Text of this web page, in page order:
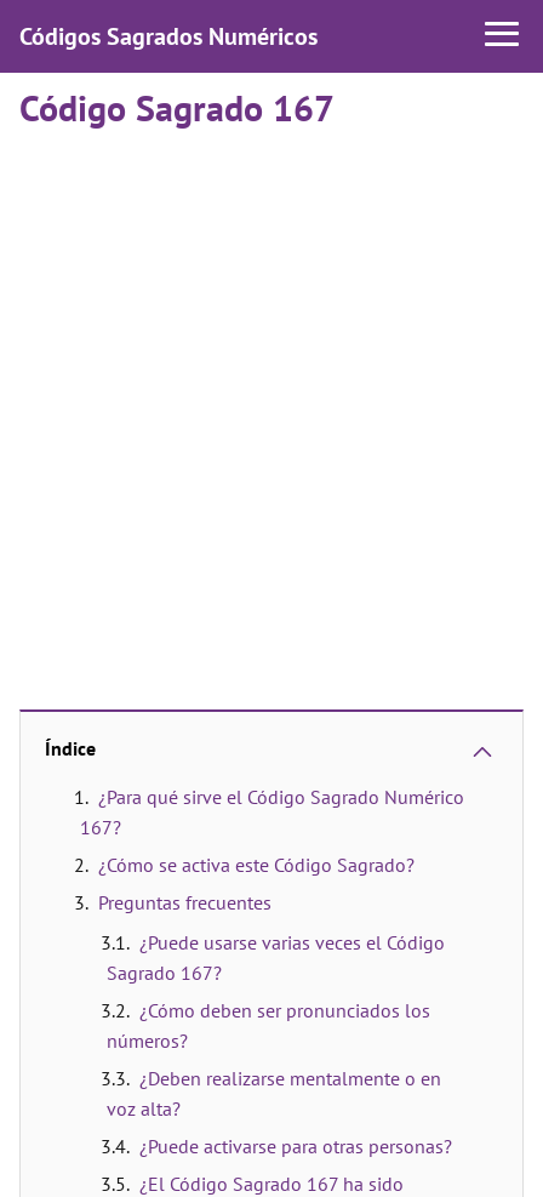
Códigos Sagrados Numéricos
Código Sagrado 167
Índice
¿Para qué sirve el Código Sagrado Numérico
167?
¿Cómo se activa este Código Sagrado?
Preguntas frecuentes
¿Puede usarse varias veces el Código
Sagrado 167?
¿Cómo deben ser pronunciados los
números?
¿Deben realizarse mentalmente o en
voz alta?
¿Puede activarse para otras personas?
¿El Código Sagrado 167 ha sido